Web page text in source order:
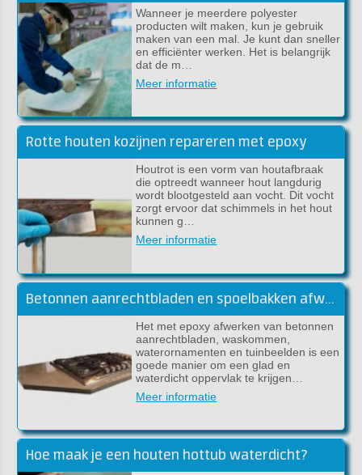
Wanneer je meerdere polyester
producten wilt maken, kun je gebruik
maken van een mal. Je kunt dan sneller
en efficiënter werken. Het is belangrijk
dat de m…
Meer informatie
Rotte houten kozijnen repareren met epoxy
Houtrot is een vorm van houtafbraak
die optreedt wanneer hout langdurig
wordt blootgesteld aan vocht. Dit vocht
zorgt ervoor dat schimmels in het hout
kunnen g…
Meer informatie
Betonnen aanrechtbladen en spoelbakken afwerken met epoxy
Het met epoxy afwerken van betonnen
aanrechtbladen, waskommen,
waterornamenten en tuinbeelden is een
goede manier om een glad en
waterdicht oppervlak te krijgen…
Meer informatie
Hoe maak je een houten hottub waterdicht?